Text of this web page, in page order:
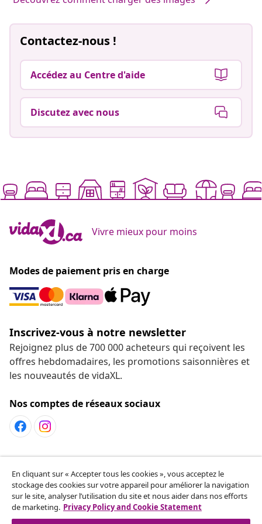
Contactez-nous !
Accédez au Centre d'aide
Discutez avec nous
Vivre mieux pour moins
Modes de paiement pris en charge
Inscrivez-vous à notre newsletter
Rejoignez plus de 700 000 acheteurs qui reçoivent les
offres hebdomadaires, les promotions saisonnières et
les nouveautés de vidaXL.
Nos comptes de réseaux sociaux
Service Clients
vidaXL
En cliquant sur « Accepter tous les cookies », vous acceptez le
stockage des cookies sur votre appareil pour améliorer la navigation
sur le site, analyser l’utilisation du site et nous aider dans nos efforts
de marketing. Privacy Policy and Cookie Statement